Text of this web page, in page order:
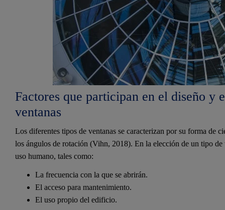
Factores que participan en el diseño y
ventanas
Los diferentes tipos de ventanas se caracterizan por su forma de
los ángulos de rotación (Vihn, 2018). En la elección de un tipo de
uso humano, tales como:
La frecuencia con la que se abrirán.
El acceso para mantenimiento.
El uso propio del edificio.